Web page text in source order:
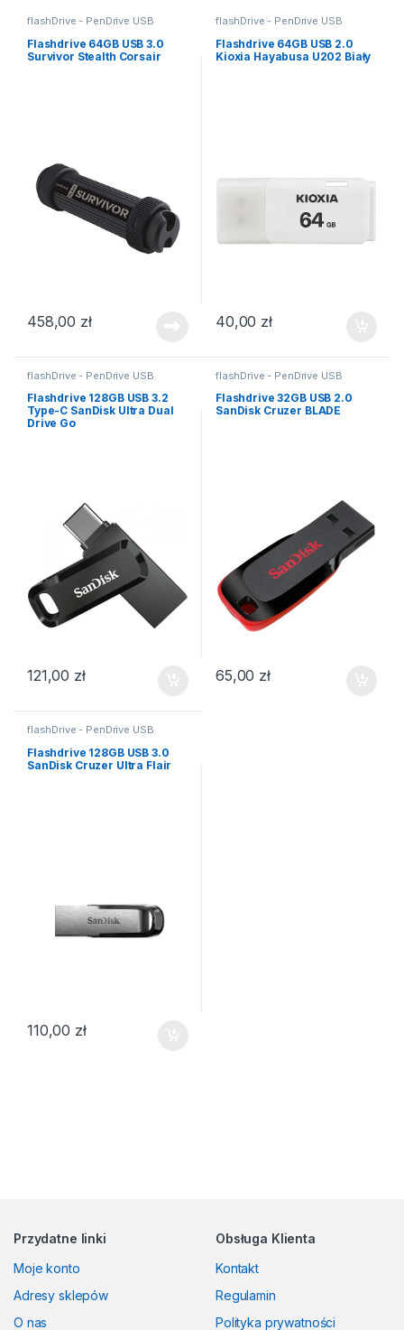
flashDrive - PenDrive USB
Flashdrive 64GB USB 3.0
Survivor Stealth Corsair
458,00 zł
flashDrive - PenDrive USB
Flashdrive 64GB USB 2.0
Kioxia Hayabusa U202 Biały
40,00 zł
flashDrive - PenDrive USB
Flashdrive 128GB USB 3.2
Type-C SanDisk Ultra Dual
Drive Go
121,00 zł
flashDrive - PenDrive USB
Flashdrive 32GB USB 2.0
SanDisk Cruzer BLADE
65,00 zł
flashDrive - PenDrive USB
Flashdrive 128GB USB 3.0
SanDisk Cruzer Ultra Flair
110,00 zł
Przydatne linki
Moje konto
Adresy sklepów
O nas
Obsługa Klienta
Kontakt
Regulamin
Polityka prywatności